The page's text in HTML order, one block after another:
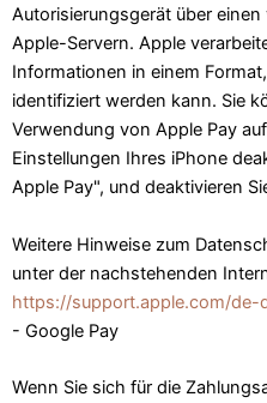
Autorisierungsgerät über
Apple-Servern. Apple
Informationen in einem
identifiziert werden kann. Sie
Verwendung von Apple Pay
Einstellungen Ihres iPhone
Apple Pay", und deaktivieren
Weitere Hinweise zum
unter der nachstehenden
https://support.apple.com/de-
- Google Pay
Wenn Sie sich für die